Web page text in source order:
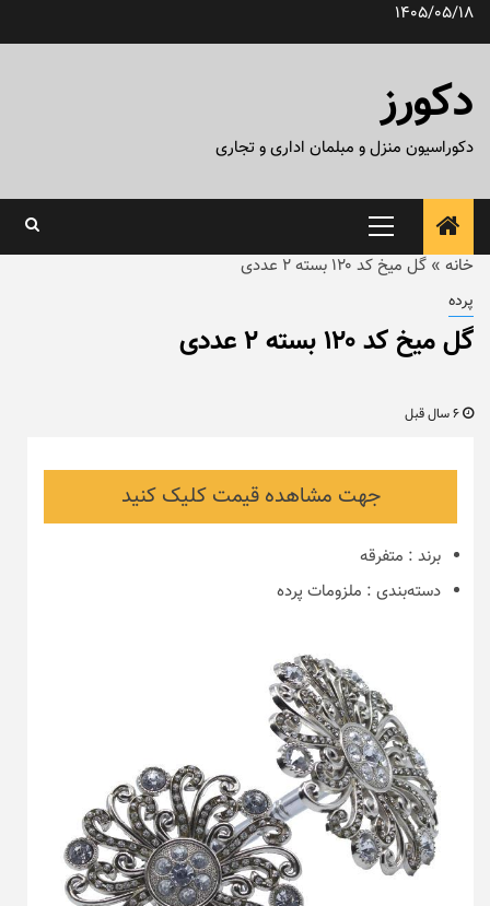
پرش1405/05/18
دکورز
دکوراسیون منزل و مبلمان اداری و تجاری
منوی
اصلی
خانه » گل میخ کد ۱۲۰ بسته ۲ عددی
پرده
گل میخ کد ۱۲۰ بسته ۲ عددی
جهت مشاهده قیمت کلیک کنید
برند : متفرقه
دسته‌بندی : ملزومات پرده